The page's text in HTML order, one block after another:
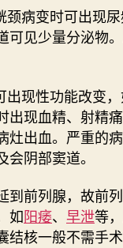
病变时可出现
可见少量分泌物
现性功能改变，
出现血精、射精
灶出血。严重的
阴部窦道。
到前列腺，故前
如阳痿、 早泄等
结核一般不需手